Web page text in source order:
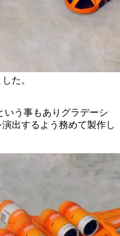
た。
いう事もありグラデーシ
出するよう務めて製作し